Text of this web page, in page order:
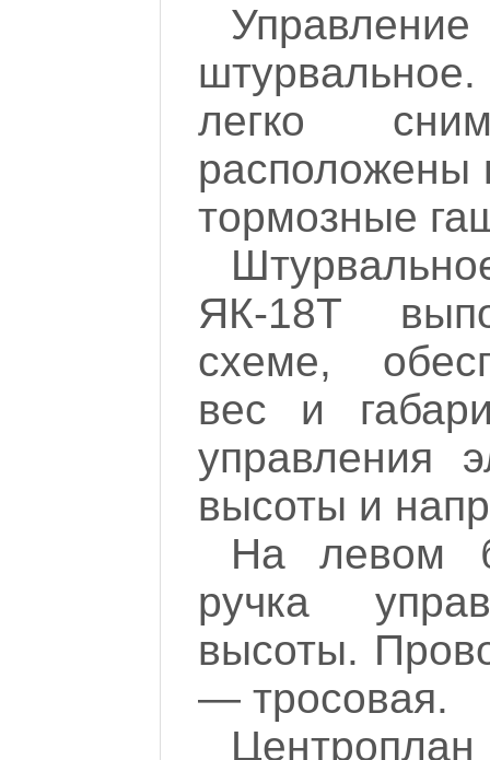
легко
расположены
тормозные
ЯК-18Т
схеме,
вес и
управления
высоты и
На левом
ручка
высоты.
— тросовая.